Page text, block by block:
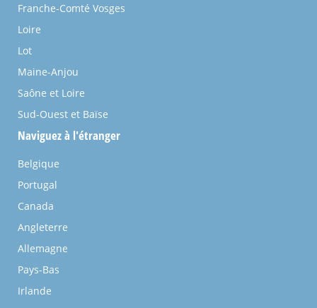
Franche-Comté Vosges
Loire
Lot
Maine-Anjou
Saône et Loire
Sud-Ouest et Baïse
Naviguez à l'étranger
Belgique
Portugal
Canada
Angleterre
Allemagne
Pays-Bas
Irlande